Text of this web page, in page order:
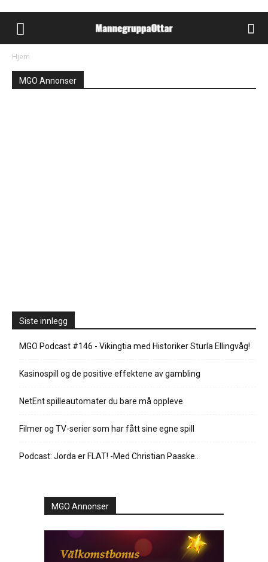
Hjem
MGO Annonser
Siste innlegg
MGO Podcast #146 - Vikingtia med Historiker Sturla Ellingvåg!
Kasinospill og de positive effektene av gambling
NetEnt spilleautomater du bare må oppleve
Filmer og TV-serier som har fått sine egne spill
Podcast: Jorda er FLAT! -Med Christian Paaske..
MGO Annonser